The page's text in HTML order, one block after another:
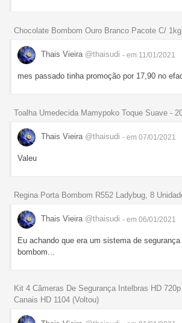
Chocolate Bombom Ouro Branco Pacote C/
Thais Vieira @thaisudi - em 11/01/2021
mes passado tinha promoção por 17,90 no
Toalha Umedecida Mamypoko Toque Suave -
Thais Vieira @thaisudi - em 07/01/2021
Valeu
Regina Porta Bombom R552 Ladybug, 8
Thais Vieira @thaisudi - em 06/01/2021
Eu achando que era um sistema de
bombom...
Kit 4 Câmeras De Segurança Intelbras HD
Canais HD 1104 (Voltou)